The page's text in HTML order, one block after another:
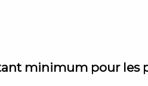
minimum pour les